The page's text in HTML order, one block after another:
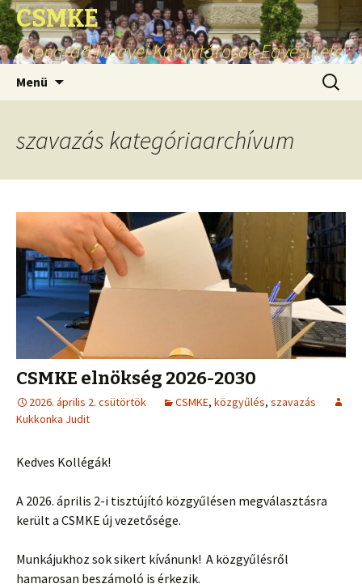
CSMKE
Csongrád Megyei Könyvtárosok Egyesülete
Menü
szavazás kategóriaarchívum
CSMKE elnökség 2026-2030
2026. április 2. csütörtök CSMKE, közgyűlés, szavazás
Kukkonka Judit
Kedves Kollégák!
A 2026. április 2-i tisztújító közgyűlésen megválasztásra
került a CSMKE új vezetősége.
Munkájukhoz sok sikert kívánunk! A közgyűlésről
hamarosan beszámoló is érkezik.